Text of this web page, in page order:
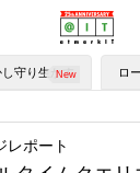
守り生かす ロ
レポート